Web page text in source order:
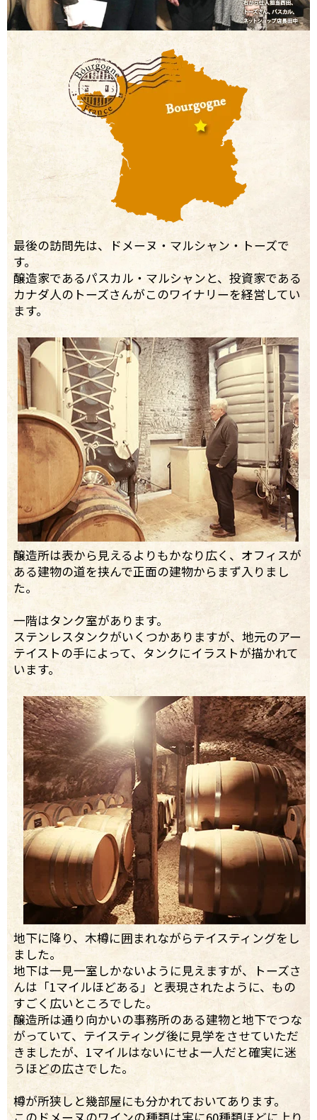
最後の訪問先は、ドメーヌ・マルシャン・トーズで
す。
醸造家であるパスカル・マルシャンと、投資家である
カナダ人のトーズさんがこのワイナリーを経営してい
ます。
醸造所は表から見えるよりもかなり広く、オフィスが
ある建物の道を挟んで正面の建物からまず入りまし
た。
一階はタンク室があります。
ステンレスタンクがいくつかありますが、地元のアー
テイストの手によって、タンクにイラストが描かれて
います。
地下に降り、木樽に囲まれながらテイスティングをし
ました。
地下は一見一室しかないように見えますが、トーズさ
んは「1マイルほどある」と表現されたように、もの
すごく広いところでした。
醸造所は通り向かいの事務所のある建物と地下でつな
がっていて、テイスティング後に見学をさせていただ
きましたが、1マイルはないにせよ一人だと確実に迷
うほどの広さでした。
樽が所狭しと幾部屋にも分かれておいてあります。